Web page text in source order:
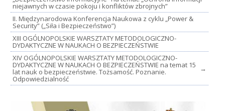
niejawnych w czasie pokoju i konfliktów zbrojnych”
II. Międzynarodowa Konferencja Naukowa z cyklu „Power &
Security” („Siła i Bezpieczeństwo”)
XIII OGÓLNOPOLSKIE WARSZTATY METODOLOGICZNO-
DYDAKTYCZNE W NAUKACH O BEZPIECZEŃSTWIE
XIV OGÓLNOPOLSKIE WARSZTATY METODOLOGICZNO-
DYDAKTYCZNE W NAUKACH O BEZPIECZEŃSTWIE na temat 15
lat nauk o bezpieczeństwie. Tożsamość. Poznanie.
Odpowiedzialność
→